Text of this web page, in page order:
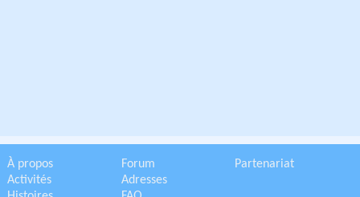
À propos
Activités
Forum
Adresses
Partenariat